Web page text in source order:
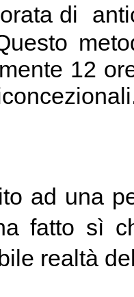
di
12
ad una
fatto sì
realtà